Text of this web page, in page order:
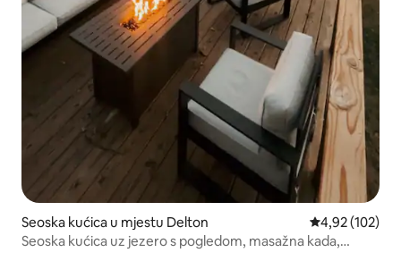
Seoska kućica u mjestu Delton Prosječna
4,92 (102)
Seoska kućica uz jezero s pogledom, masažna kada,